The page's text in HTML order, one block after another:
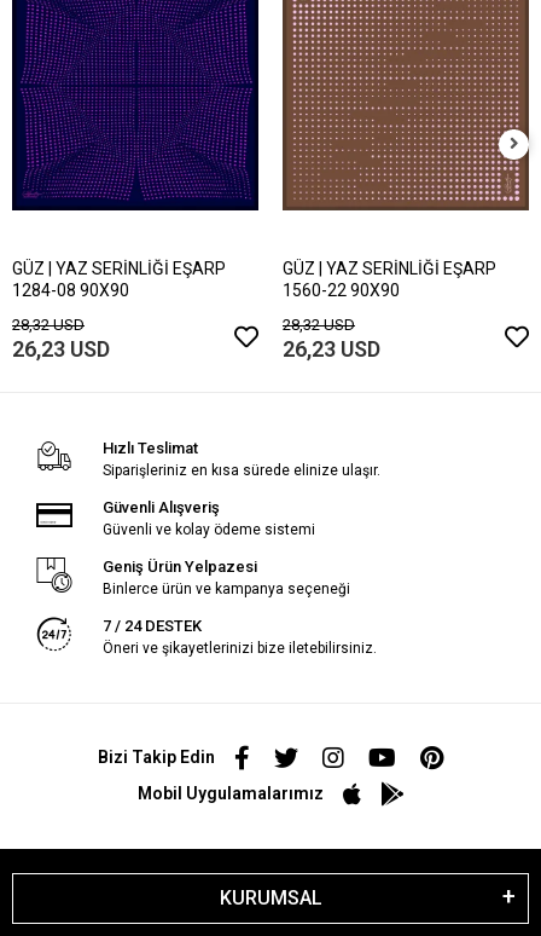
GÜZ | YAZ SERİNLİĞİ EŞARP
1284-08 90X90
28,32 USD
26,23 USD
GÜZ | YAZ SERİNLİĞİ EŞARP
1560-22 90X90
28,32 USD
26,23 USD
Hızlı Teslimat
Siparişleriniz en kısa sürede elinize ulaşır.
Güvenli Alışveriş
Güvenli ve kolay ödeme sistemi
Geniş Ürün Yelpazesi
Binlerce ürün ve kampanya seçeneği
7 / 24 DESTEK
Öneri ve şikayetlerinizi bize iletebilirsiniz.
Bizi Takip Edin
Mobil Uygulamalarımız
KURUMSAL